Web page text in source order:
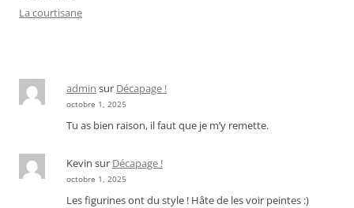
La courtisane
admin sur Décapage !
octobre 1, 2025
Tu as bien raison, il faut que je m’y remette.
Kevin sur Décapage !
octobre 1, 2025
Les figurines ont du style ! Hâte de les voir peintes :)